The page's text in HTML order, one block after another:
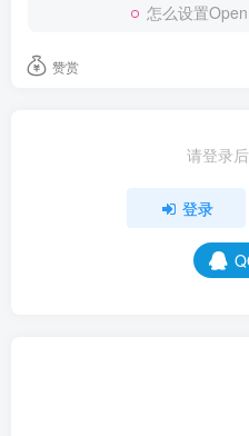
怎么设置
赞赏
请登录
登录